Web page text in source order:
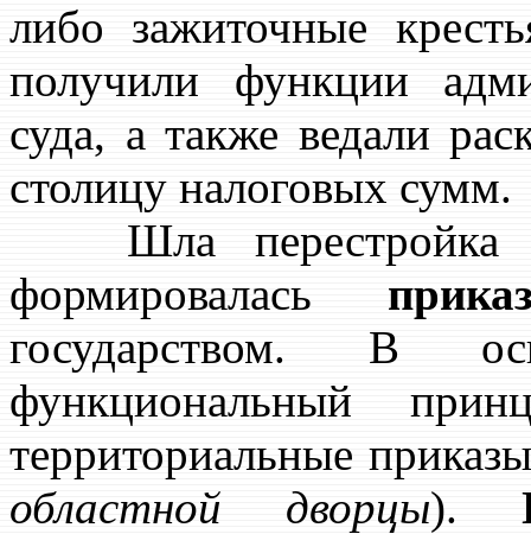
либо зажиточные
получили функции
суда, а также ведали
столицу налоговых сумм.
Шла перестройка и
формировалась
государством. В
функциональный
территориальные
областной дворцы).